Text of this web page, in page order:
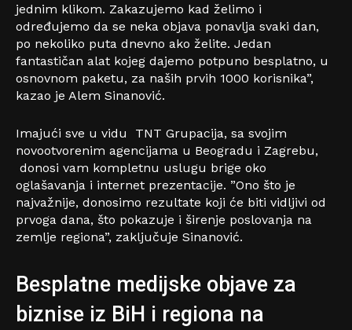
jednim klikom. Zakazujemo kad želimo i
određujemo da se neka objava ponavlja svaki dan,
po nekoliko puta dnevno ako želite. Jedan
fantastičan alat kojeg dajemo potpuno besplatno, u
osnovnom paketu, za naših prvih 1000 korisnika”,
kazao je Alem Sinanović.
Imajući sve u vidu TNT Grupacija, sa svojim
novootvorenim agencijama u Beogradu i Zagrebu,
donosi vam kompletnu uslugu brige oko
oglašavanja i internet prezentacije. ”Ono što je
najvažnije, donosimo rezultate koji će biti vidljivi od
prvoga dana, što pokazuje i širenje poslovanja na
zemlje regiona”, zaključuje Sinanović.
Besplatne medijske objave za
biznise iz BiH i regiona na